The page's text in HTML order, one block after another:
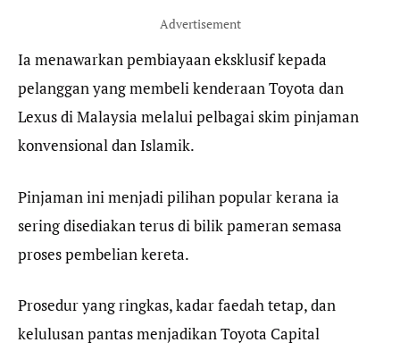
Advertisement
Ia menawarkan pembiayaan eksklusif kepada
pelanggan yang membeli kenderaan Toyota dan
Lexus di Malaysia melalui pelbagai skim pinjaman
konvensional dan Islamik.
Pinjaman ini menjadi pilihan popular kerana ia
sering disediakan terus di bilik pameran semasa
proses pembelian kereta.
Prosedur yang ringkas, kadar faedah tetap, dan
kelulusan pantas menjadikan Toyota Capital